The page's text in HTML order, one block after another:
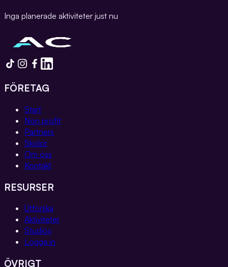
Inga planerade aktiviteter just nu
FÖRETAG
Start
Non profit
Partners
Skolor
Om oss
Kontakt
RESURSER
Utforska
Aktiviteter
Studios
Logga in
ÖVRIGT